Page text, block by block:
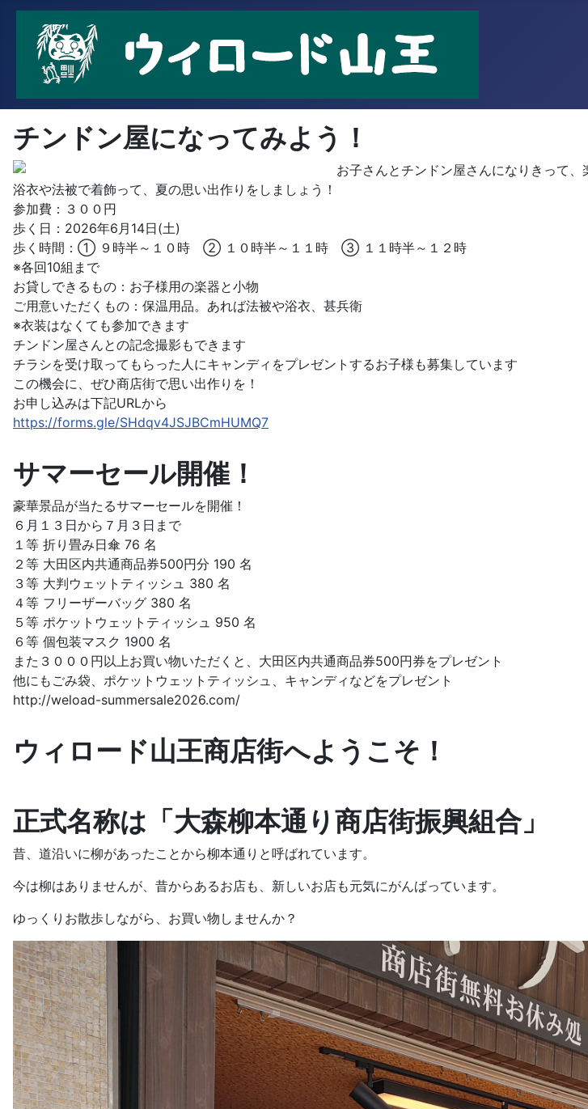
チンドン屋になってみよう！
お子さんとチンドン屋さんになりきって
浴衣や法被で着飾って、夏の思い出作りをしましょう！
参加費：３００円
歩く日：2026年6月14日(土)
歩く時間：① ９時半～１０時 ② １０時半～１１時 ③ １１時半～１２時
※各回10組まで
お貸しできるもの：お子様用の楽器と小物
ご用意いただくもの：保温用品。あれば法被や浴衣、甚兵衛
※衣装はなくても参加できます
チンドン屋さんとの記念撮影もできます
チラシを受け取ってもらった人にキャンディをプレゼントするお子様も募集しています
この機会に、ぜひ商店街で思い出作りを！
お申し込みは下記URLから
https://forms.gle/SHdqv4JSJBCmHUMQ7
サマーセール開催！
豪華景品が当たるサマーセールを開催！
６月１３日から７月３日まで
１等 折り畳み日傘 76 名
２等 大田区内共通商品券500円分 190 名
３等 大判ウェットティッシュ 380 名
４等 フリーザーバッグ 380 名
５等 ポケットウェットティッシュ 950 名
６等 個包装マスク 1900 名
また３０００円以上お買い物いただくと、大田区内共通商品券500円券をプレゼント
他にもごみ袋、ポケットウェットティッシュ、キャンディなどをプレゼント
http://weload-summersale2026.com/
ウィロード山王商店街へようこそ！
正式名称は「大森柳本通り商店街振興組合」
昔、道沿いに柳があったことから柳本通りと呼ばれています。
今は柳はありませんが、昔からあるお店も、新しいお店も元気にがんばっています。
ゆっくりお散歩しながら、お買い物しませんか？